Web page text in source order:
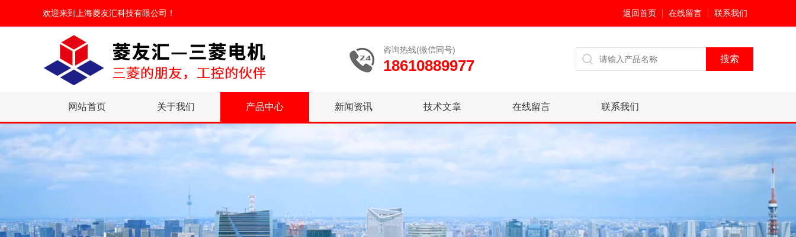
欢迎来到 上海菱友汇科技有限公司 ！ 返回首页 在线留言 联系我们
咨询热线(微信同号)
18610889977
网站首页 关于我们 产品中心 新闻资讯 技术文章 在线留言 联系我们